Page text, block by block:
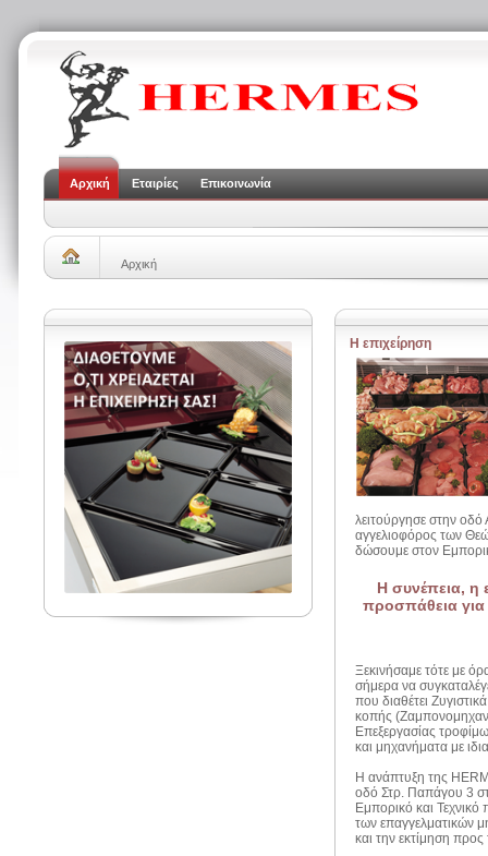
Αρχική Εταιρίες Επικοινωνία
Αρχική
Η επιχείρηση
λειτούργησε στην
αγγελιοφόρος των
δώσουμε στον
Η συνέπεια, η
προσπάθεια για
Ξεκινήσαμε τότε με
σήμερα να
που διαθέτει
κοπής
Επεξεργασίας
και μηχανήματα με
Η ανάπτυξη της
οδό Στρ. Παπάγου 3
Εμπορικό και
των επαγγελματικών
και την εκτίμηση